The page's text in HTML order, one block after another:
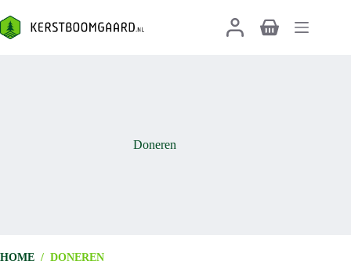
naar
de
Winkelwagen
Doneren
HOME / DONEREN